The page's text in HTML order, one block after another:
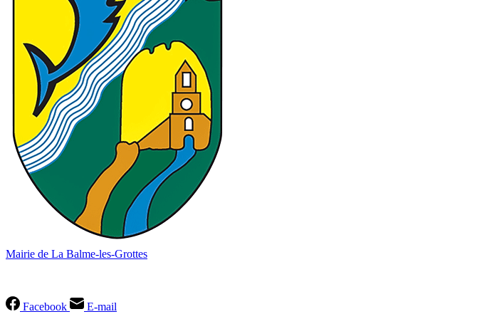
Mairie de La Balme-les-Grottes
Facebook
E-mail